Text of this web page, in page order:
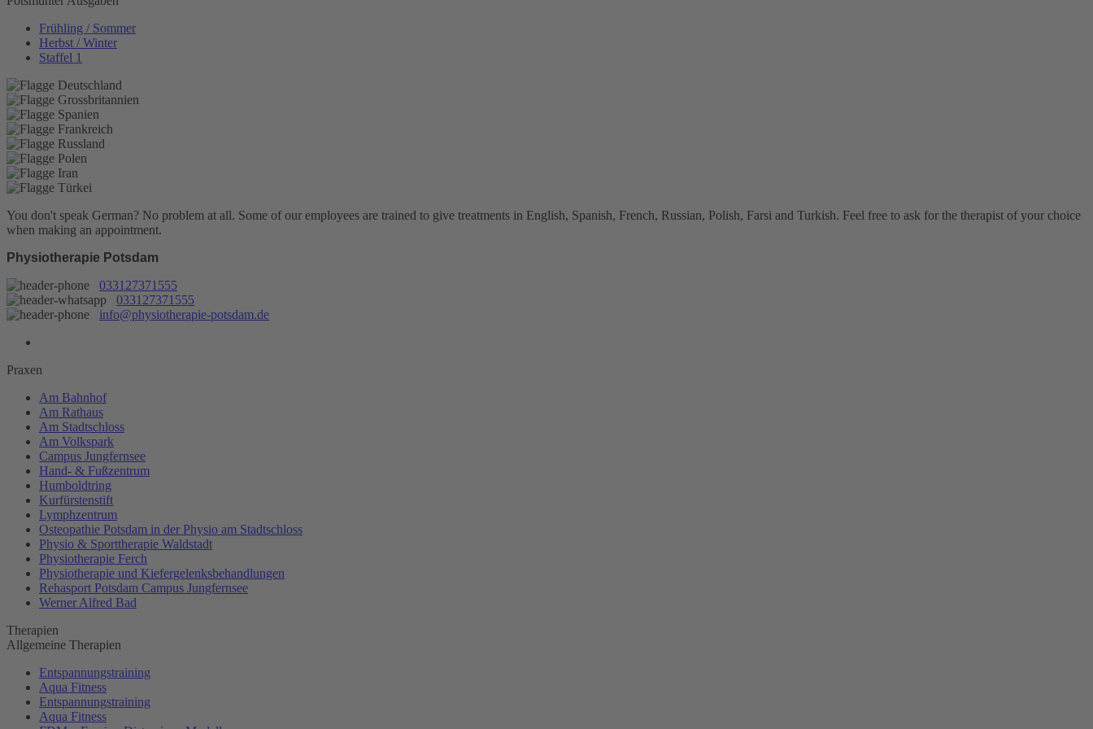
Frühling / Sommer
Herbst / Winter
Staffel 1
You don't speak German? No problem at all. Some of our employees are trained to give treatments in English, Spanish, French, Russian, Polish, Farsi and Turkish. Feel free to ask for the therapist of your choice
when making an appointment.
Physiotherapie Potsdam
033127371555
033127371555
info@physiotherapie-potsdam.de
Praxen
Am Bahnhof
Am Rathaus
Am Stadtschloss
Am Volkspark
Campus Jungfernsee
Hand- & Fußzentrum
Humboldtring
Kurfürstenstift
Lymphzentrum
Osteopathie Potsdam in der Physio am Stadtschloss
Physio & Sporttherapie Waldstadt
Physiotherapie Ferch
Physiotherapie und Kiefergelenksbehandlungen
Rehasport Potsdam Campus Jungfernsee
Werner Alfred Bad
Therapien
Allgemeine Therapien
Entspannungstraining
Aqua Fitness
Entspannungstraining
Aqua Fitness